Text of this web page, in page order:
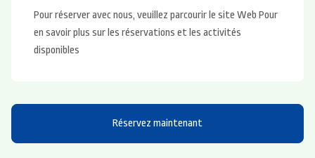
Pour réserver avec nous, veuillez parcourir le site Web Pour
en savoir plus sur les réservations et les activités
disponibles
Réservez maintenant